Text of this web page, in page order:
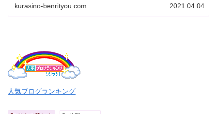
kurasino-benrityou.com 2021.04.04
人気ブログランキング